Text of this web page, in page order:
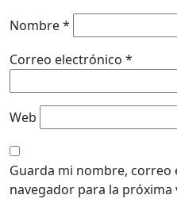
Nombre*
Correo electrónico *
Web
Guarda mi nombre, correo
navegador para la próxima